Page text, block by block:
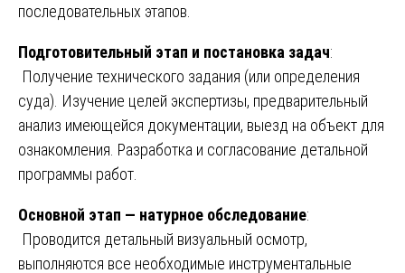
последовательных этапов.
Подготовительный этап и постановка задач:
Получение технического задания (или определения
суда). Изучение целей экспертизы, предварительный
анализ имеющейся документации, выезд на объект для
ознакомления. Разработка и согласование детальной
программы работ.
Основной этап — натурное обследование:
Проводится детальный визуальный осмотр,
выполняются все необходимые инструментальные